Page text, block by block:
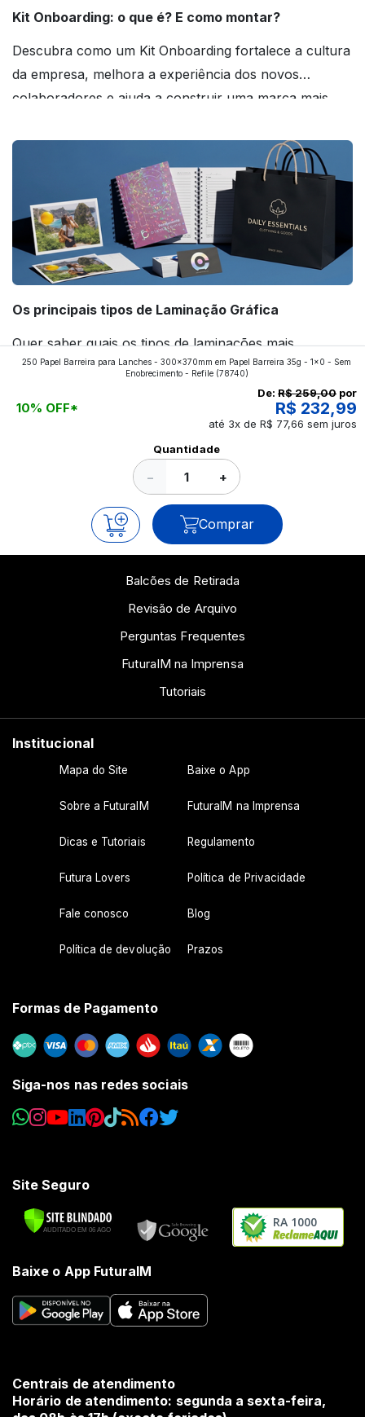
Kit Onboarding: o que é? E como montar?
Descubra como um Kit Onboarding fortalece a cultura
da empresa, melhora a experiência dos novos
colaboradores e ajuda a construir uma marca mais
Os principais tipos de Laminação Gráfica
Quer saber quais os tipos de laminações mais
aplicados nos impressos da gráfica FuturaIM? Então,
continue a leitura que vamos revelar para você!
250 Papel Barreira para Lanches - 300x370mm em Papel Barreira 35g - 1x0 - Sem
Enobrecimento - Refile(78740)
10% OFF*
De: R$ 259,00 por
R$ 232,99
até 3x de R$ 77,66 sem juros
Quantidade
− +
Comprar
Balcões de Retirada
Revisão de Arquivo
Perguntas Frequentes
FuturaIM na Imprensa
Tutoriais
Institucional
Mapa do Site Baixe o App
Sobre a FuturaIM FuturaIM na Imprensa
Dicas e Tutoriais Regulamento
Futura Lovers Política de Privacidade
Fale conosco Blog
Política de devolução Prazos
Formas de Pagamento
Siga-nos nas redes sociais
Site Seguro
RA 1000
Baixe o App FuturaIM
Centrais de atendimento
Horário de atendimento: segunda a sexta-feira,